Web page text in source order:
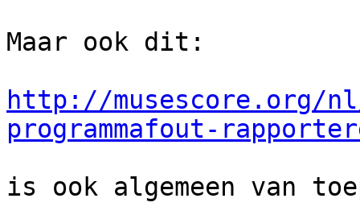
Maar ook dit:
http://musescore.org/
programmafout-
is ook algemeen van